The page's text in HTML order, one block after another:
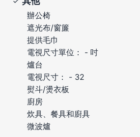
辦公椅
遮光布/窗簾
提供毛巾
電視尺寸單位： - 吋
爐台
電視尺寸： - 32
熨斗/燙衣板
廚房
炊具、餐具和廚具
微波爐